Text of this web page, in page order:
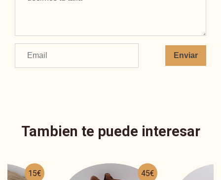
Enviar
Tambien te puede interesar
15€ 45€